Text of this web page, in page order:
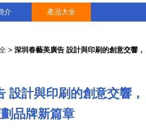
介 產品大全
> 深圳春藝美廣告 設計與印刷的創意交響，
設計與印刷的創意交響，
品牌新篇章